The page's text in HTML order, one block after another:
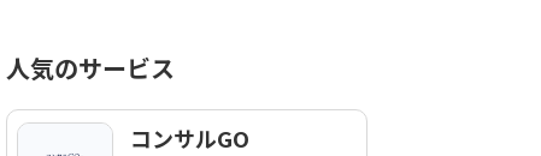
人気のサービス
コンサルGO